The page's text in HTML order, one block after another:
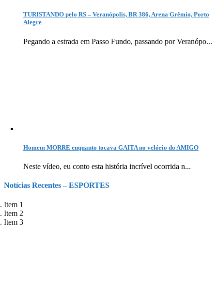
TURISTANDO pelo RS – Veranópolis, BR 386, Arena Grêmio, Porto
Alegre
Pegando a estrada em Passo Fundo, passando por Veranópo...
Homem MORRE enquanto tocava GAITA no velório do AMIGO
Neste vídeo, eu conto esta história incrível ocorrida n...
Notícias Recentes – ESPORTES
Item 1
Item 2
Item 3